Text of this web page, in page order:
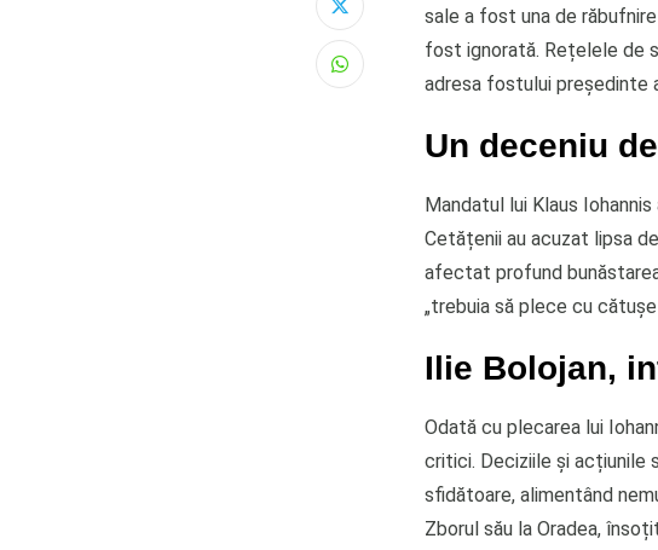
Whatsapp
sale a fost una de
fost ignorată. Rețelele de
adresa fostului președinte
Un deceniu
Mandatul lui Klaus
Cetățenii au acuzat lipsa
afectat profund
„trebuia să plece cu
Ilie Bolojan,
Odată cu plecarea lui
critici. Deciziile și acțiunile
sfidătoare, alimentând
Zborul său la Oradea,